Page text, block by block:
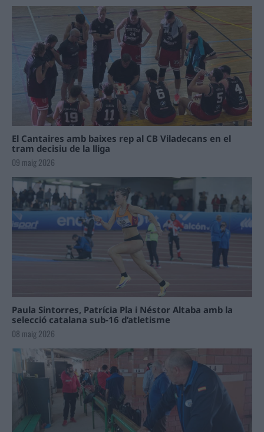
El Cantaires amb baixes rep al CB Viladecans en el
tram decisiu de la lliga
09 maig 2026
Paula Sintorres, Patrícia Pla i Néstor Altaba amb la
selecció catalana sub-16 d’atletisme
08 maig 2026